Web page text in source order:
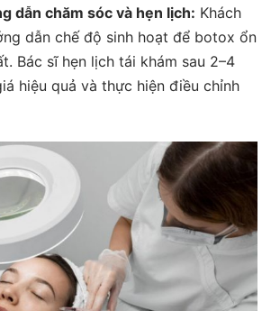
dẫn chăm sóc và hẹn lịch: Khách
dẫn chế độ sinh hoạt để botox ổn
Bác sĩ hẹn lịch tái khám sau 2–4
hiệu quả và thực hiện điều chỉnh